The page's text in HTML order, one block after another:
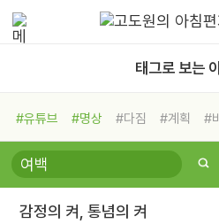
태그로 보는
#유튜브 #명상 #다짐 #계획 #
#비전캠프
#독서캠프 #삶
#희망
#나눔 #친구 #링컨학교
#독서
#건강 #면역력
감정의 켜, 통념의 켜